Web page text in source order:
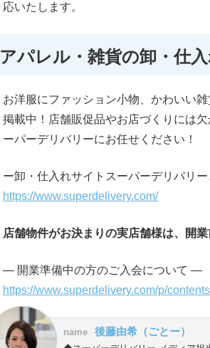
応いたします。
アパレル・雑貨の卸・仕
お洋服にファッション小物、かわいい
掲載中！店舗販促品やお店づくりには
ーパーデリバリーにお任せください！
ー卸・仕入れサイトスーパーデリバリ
https://www.superdelivery.com/
店舗物件がお決まりの実店舗様は、開
― 開業準備中の方のご入会について ―
https://www.superdelivery.com/p/
name 後藤由希（ごとー）